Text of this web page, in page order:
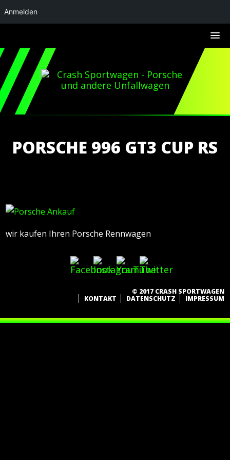
PORSCHE 996 GT3 CUP RS
wir kaufen Ihren Porsche Rennwagen
© 2017 CRASH SPORTWAGEN
KONTAKT
DATENSCHUTZ IMPRESSUM
Anmelden